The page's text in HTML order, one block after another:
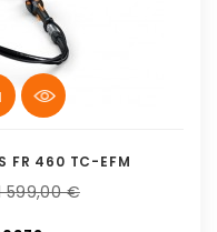
FR 460 TC-EFM
599,00 €